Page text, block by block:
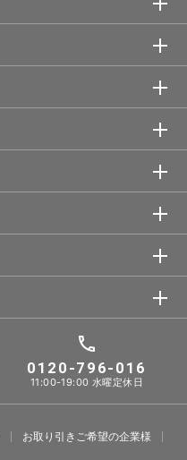
0120-796-016
11:00-19:00 水曜定休日
お取り引きご希望の企業様